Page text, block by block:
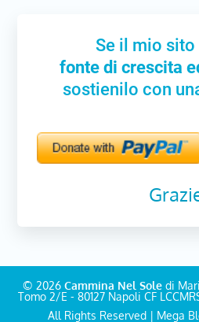
Se il mio sito
fonte di crescita
sostienilo con
© 2026 Cammina Nel Soledi
Tomo 2/E - 80127 Napoli CF
All Rights Reserved | Mega